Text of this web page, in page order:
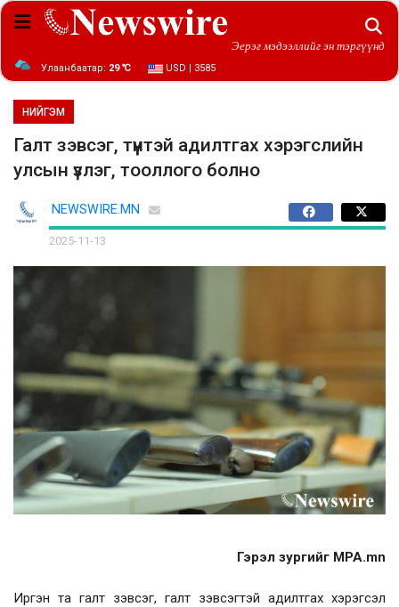
Эерэг мэдээллийг эн тэргүүнд
Улаанбаатар: 29 ℃ USD | 3585
НИЙГЭМ
Галт зэвсэг, түүнтэй адилтгах хэрэгслийн
улсын үзлэг, тооллого болно
NEWSWIRE.MN
2025-11-13
Гэрэл зургийг MPA.mn
Иргэн та галт зэвсэг, галт зэвсэгтэй адилтгах хэрэгсэл